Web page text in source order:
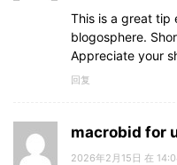
This is a great tip
blogosphere.
Appreciate your
回复
macrobid for
2026年2月15日 在